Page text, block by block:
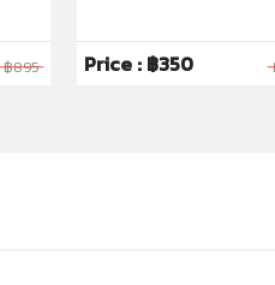
฿895 Price : ฿350